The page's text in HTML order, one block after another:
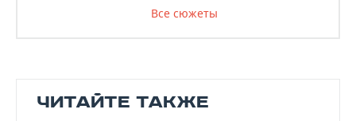
Все сюжеты
ЧИТАЙТЕ ТАКЖЕ